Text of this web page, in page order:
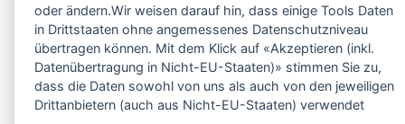
oder ändern.Wir weisen darauf hin, dass einige Tools Daten
in Drittstaaten ohne angemessenes Datenschutzniveau
übertragen können. Mit dem Klick auf «Akzeptieren (inkl.
Datenübertragung in Nicht-EU-Staaten)» stimmen Sie zu,
dass die Daten sowohl von uns als auch von den jeweiligen
Drittanbietern (auch aus Nicht-EU-Staaten) verwendet